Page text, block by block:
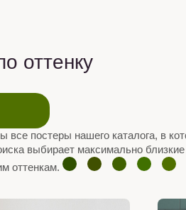
оттенку
все постеры нашего каталога, в
выбирает максимально
оттенкам.